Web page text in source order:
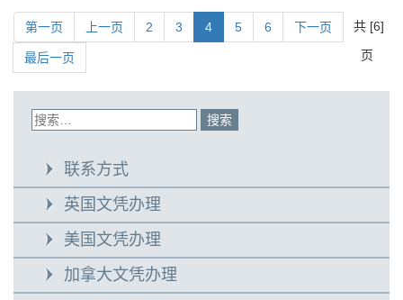
第一页 上一页 2 3 4 5 6 下一页
最后一页
共 [6]
页
联系方式
英国文凭办理
美国文凭办理
加拿大文凭办理